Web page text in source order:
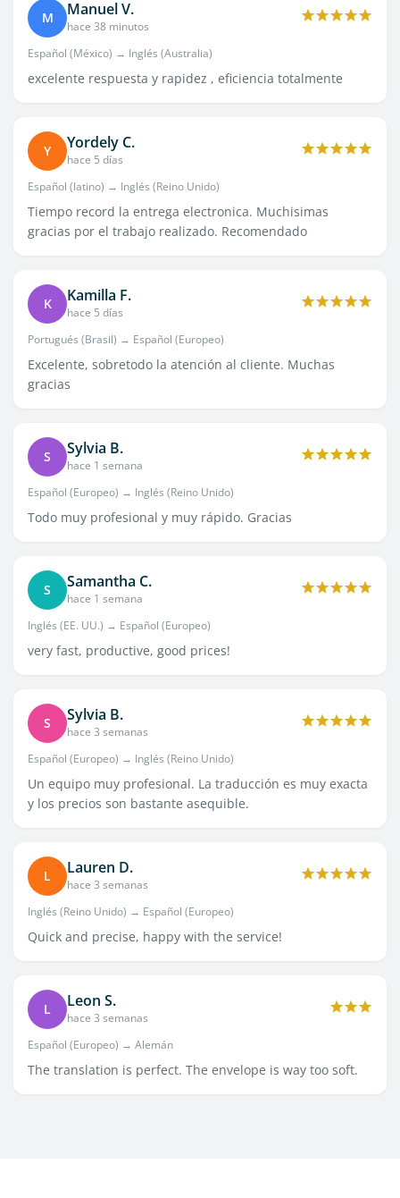
M Manuel V.
hace 38 minutos
Español (México) → Inglés (Australia)
excelente respuesta y rapidez , eficiencia totalmente
Y Yordely C.
hace 5 días
Español (latino) → Inglés (Reino Unido)
Tiempo record la entrega electronica. Muchisimas
gracias por el trabajo realizado. Recomendado
K Kamilla F.
hace 5 días
Portugués (Brasil) → Español (Europeo)
Excelente, sobretodo la atención al cliente. Muchas
gracias
S Sylvia B.
hace 1 semana
Español (Europeo) → Inglés (Reino Unido)
Todo muy profesional y muy rápido. Gracias
S Samantha C.
hace 1 semana
Inglés (EE. UU.) → Español (Europeo)
very fast, productive, good prices!
S Sylvia B.
hace 3 semanas
Español (Europeo) → Inglés (Reino Unido)
Un equipo muy profesional. La traducción es muy exacta
y los precios son bastante asequible.
L Lauren D.
hace 3 semanas
Inglés (Reino Unido) → Español (Europeo)
Quick and precise, happy with the service!
L Leon S.
hace 3 semanas
Español (Europeo) → Alemán
The translation is perfect. The envelope is way too soft.